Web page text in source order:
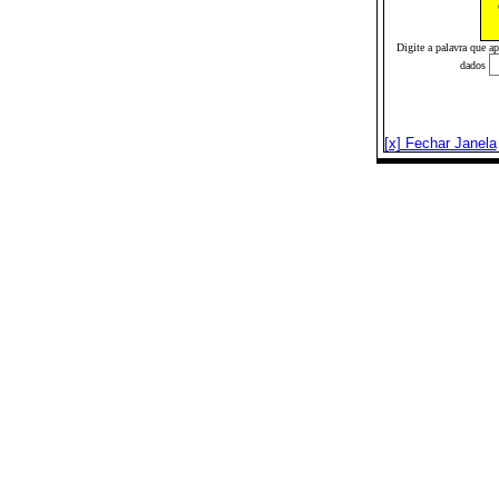
Digite a palavra que
dados
[x] Fechar Janela